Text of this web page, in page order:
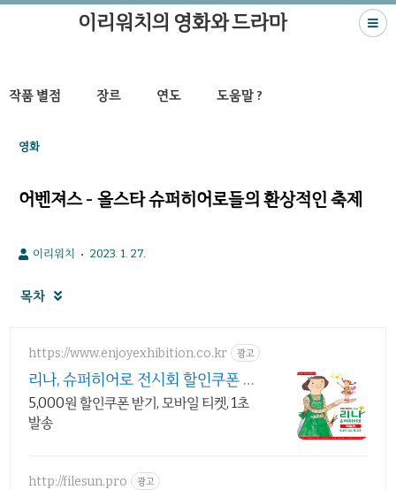
이리워치의 영화와 드라마
작품 별점 장르 연도 도움말 ?
영화
어벤져스 - 올스타 슈퍼히어로들의 환상적인 축제
이리워치 2023. 1. 27.
목차 
https://www.enjoyexhibition.co.kr 광고
리나, 슈퍼히어로 전시회 할인쿠폰 받
기
5,000원 할인쿠폰 받기, 모바일 티켓, 1초
발송
http://filesun.pro 광고